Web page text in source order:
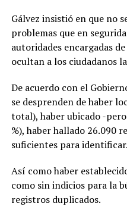
Gálvez insistió en que no
problemas que en
autoridades encargadas
ocultan a los ciudadanos
De acuerdo con el
se desprenden de haber
total), haber ubicado -
%), haber hallado 26.090
suficientes para identificar.
Así como haber
como sin indicios para la
registros duplicados.